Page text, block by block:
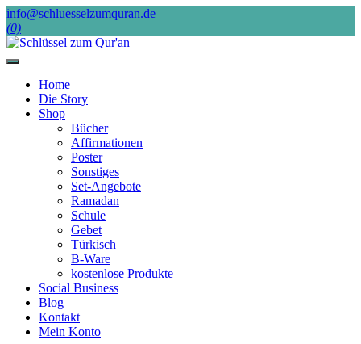
Skip
to
content
info@schluesselzumquran.de
(0)
Home
Die Story
Shop
Bücher
Affirmationen
Poster
Sonstiges
Set-Angebote
Ramadan
Schule
Gebet
Türkisch
B-Ware
kostenlose Produkte
Social Business
Blog
Kontakt
Mein Konto